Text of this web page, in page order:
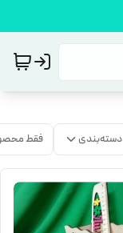
دسته‌بندی فقط